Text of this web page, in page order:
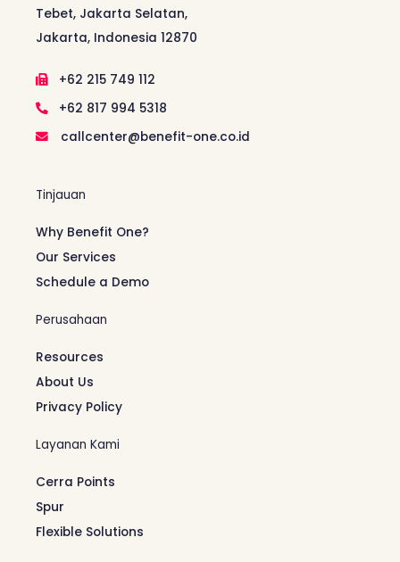
Tebet, Jakarta Selatan,
Jakarta, Indonesia 12870
+62 215 749 112
+62 817 994 5318
callcenter@benefit-one.co.id
Tinjauan
Why Benefit One?
Our Services
Schedule a Demo
Perusahaan
Resources
About Us
Privacy Policy
Layanan Kami
Cerra Points
Spur
Flexible Solutions